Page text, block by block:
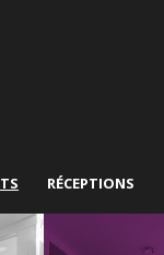
RÉCEPTIONS